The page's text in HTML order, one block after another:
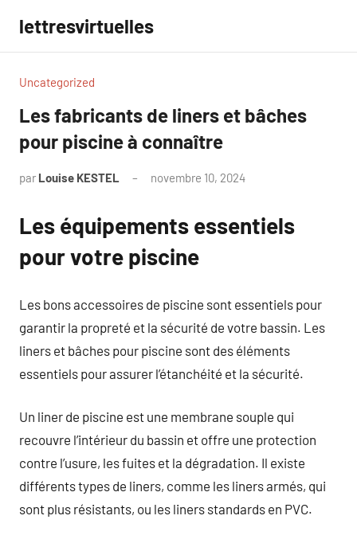
contenu
lettresvirtuelles
Uncategorized
Les fabricants de liners et bâches
pour piscine à connaître
par Louise KESTEL novembre 10, 2024
Les équipements essentiels
pour votre piscine
Les bons accessoires de piscine sont essentiels pour
garantir la propreté et la sécurité de votre bassin. Les
liners et bâches pour piscine sont des éléments
essentiels pour assurer l’étanchéité et la sécurité.
Un liner de piscine est une membrane souple qui
recouvre l’intérieur du bassin et offre une protection
contre l’usure, les fuites et la dégradation. Il existe
différents types de liners, comme les liners armés, qui
sont plus résistants, ou les liners standards en PVC.